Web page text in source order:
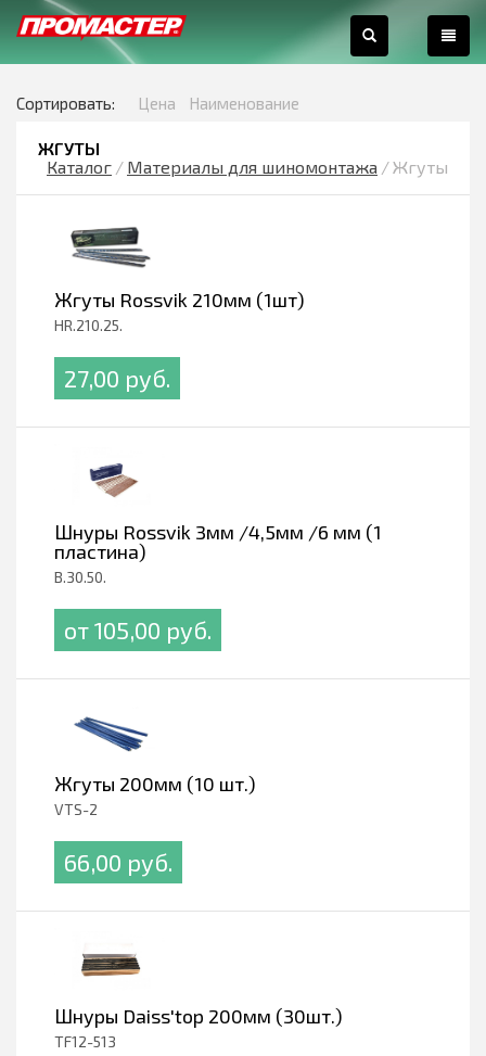
Сортировать: Цена Наименование
ЖГУТЫ
Каталог / Материалы для шиномонтажа /Жгуты
Жгуты Rossvik 210мм (1шт)
HR.210.25.
27,00 pуб.
Шнуры Rossvik 3мм /4,5мм /6 мм (1
пластина)
B.30.50.
от 105,00 pуб.
Жгуты 200мм (10 шт.)
VTS-2
66,00 pуб.
Шнуры Daiss'top 200мм (30шт.)
TF12-513